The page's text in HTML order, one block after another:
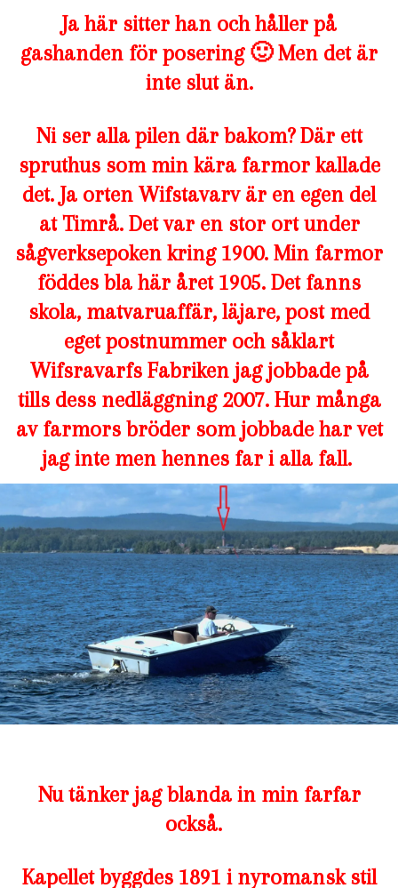
Ja här sitter han och håller på
gashanden för posering 🙂 Men det är
inte slut än.
Ni ser alla pilen där bakom? Där ett
spruthus som min kära farmor kallade
det. Ja orten Wifstavarv är en egen del
at Timrå. Det var en stor ort under
sågverksepoken kring 1900. Min farmor
föddes bla här året 1905. Det fanns
skola, matvaruaffär, läjare, post med
eget postnummer och såklart
Wifsravarfs Fabriken jag jobbade på
tills dess nedläggning 2007. Hur många
av farmors bröder som jobbade har vet
jag inte men hennes far i alla fall.
Nu tänker jag blanda in min farfar
också.
Kapellet byggdes 1891 i nyromansk stil